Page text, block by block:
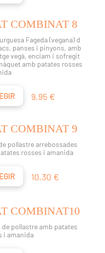
COMBINAT 8
Fageda (vegana) d
panses i pinyons, amb
vegà, enciam i sofregit
amb patates rosses
Preu
9,95 €
COMBINAT 9
pollastre arrebossades
rosses i amanida
Preu
10,30 €
COMBINAT10
de pollastre amb patates
i amanida